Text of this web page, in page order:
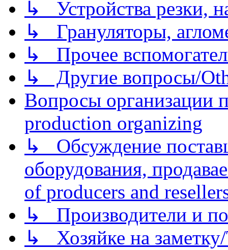
↳ Устройства резки,
↳ Грануляторы,
↳ Прочее
↳ Другие вопросы/
Вопросы организации
production organizing
↳ Обсуждение
оборудования,
of producers and
↳ Производители и
↳ Хозяйке на